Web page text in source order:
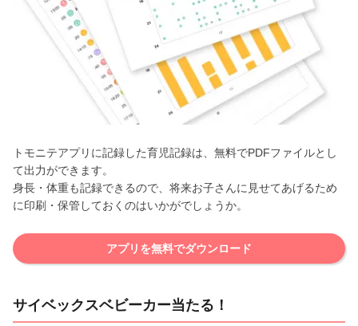
トモニテアプリに記録した育児記録は、無料でPDFファイルとし
て出力ができます。
身長・体重も記録できるので、将来お子さんに見せてあげるため
に印刷・保管しておくのはいかがでしょうか。
アプリを無料でダウンロード
サイベックスベビーカー当たる！